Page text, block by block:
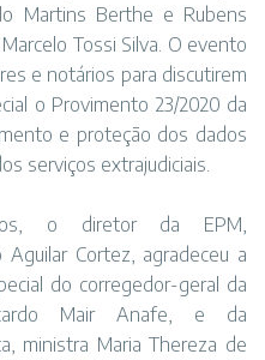
Martins Berthe e Rubens
Tossi Silva. O evento
e notários para discutirem
o Provimento 23/2020 da
e proteção dos dados
serviços extrajudiciais.
o diretor da EPM,
Aguilar Cortez, agradeceu a
do corregedor-geral da
Mair Anafe, e da
ministra Maria Thereza de